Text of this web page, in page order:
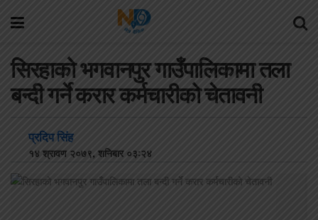
सिरहाको भगवानपुर गाउँपालिकामा तला
बन्दी गर्ने करार कर्मचारीको चेतावनी
प्रदिप सिंह
१४ श्रावण २०७९, शनिबार ०३:२४